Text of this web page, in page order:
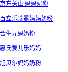
京东关山 妈妈奶粉
百立乐瑞冕妈妈奶粉
合生元妈奶粉
惠氏爱儿乐妈妈
旭贝尔妈妈奶粉